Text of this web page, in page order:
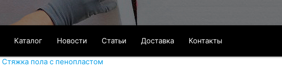
Каталог Новости Статьи Доставка Контакты
Стяжка пола с пенопластом